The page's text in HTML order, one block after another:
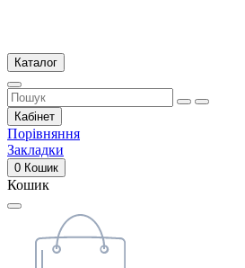
Каталог
Кабінет
Порівняння
Закладки
0 Кошик
Кошик